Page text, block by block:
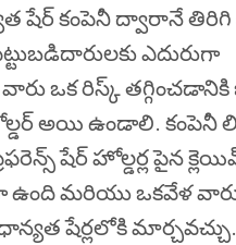
కంపెనీ ద్వారానే తిరిగి
ఎదురుగా
ఒక రిస్క్ తగ్గించడానికి
అయి ఉండాలి. కంపెనీ
షేర్ హోల్డర్ల పైన
ఉంది మరియు ఒకవేళ
షేర్లలోకి